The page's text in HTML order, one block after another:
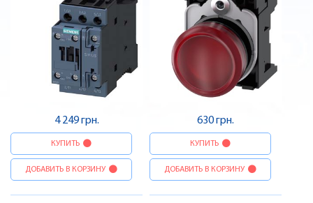
4 249 грн.
КУПИТЬ
ДОБАВИТЬ В КОРЗИНУ
630 грн.
КУПИТЬ
ДОБАВИТЬ В КОРЗИНУ